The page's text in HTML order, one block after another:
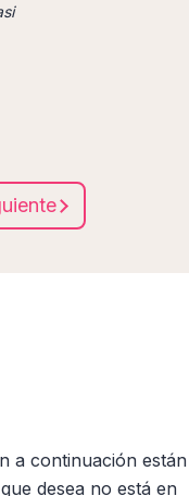
a continuación están
desea no está en